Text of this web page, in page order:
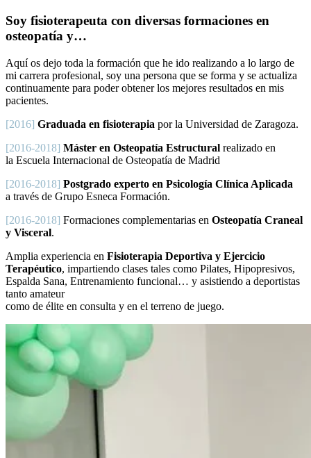
Soy fisioterapeuta con diversas formaciones en
osteopatía y…
Aquí os dejo toda la formación que he ido realizando a lo largo de
mi carrera profesional, soy una persona que se forma y se actualiza
continuamente para poder obtener los mejores resultados en mis
pacientes.
[2016] Graduada en fisioterapia por la Universidad de Zaragoza.
[2016-2018] Máster en Osteopatía Estructural realizado en
la Escuela Internacional de Osteopatía de Madrid
[2016-2018] Postgrado experto en Psicología Clínica Aplicada
a través de Grupo Esneca Formación.
[2016-2018] Formaciones complementarias en Osteopatía Craneal
y Visceral.
Amplia experiencia en Fisioterapia Deportiva y Ejercicio
Terapéutico, impartiendo clases tales como Pilates, Hipopresivos,
Espalda Sana, Entrenamiento funcional… y asistiendo a deportistas
tanto amateur
como de élite en consulta y en el terreno de juego.